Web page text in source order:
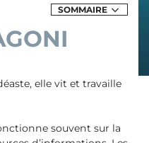
SOMMAIRE
DES
elle vit et travaille
souvent sur la